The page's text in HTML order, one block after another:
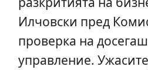
Илчовски пред
проверка на
управление.